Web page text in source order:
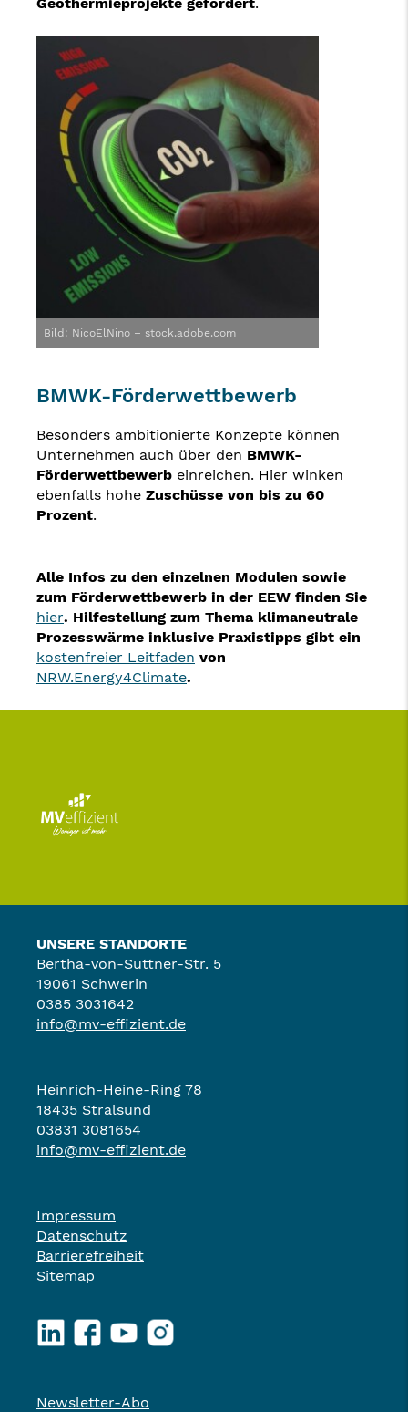
Bild: NicoElNino – stock.adobe.com
BMWK-Förderwettbewerb
Besonders ambitionierte Konzepte können
Unternehmen auch über den BMWK-
Förderwettbewerb einreichen. Hier winken
ebenfalls hohe Zuschüsse von bis zu 60
Prozent.
Alle Infos zu den einzelnen Modulen sowie
zum Förderwettbewerb in der EEW finden Sie
hier. Hilfestellung zum Thema klimaneutrale
Prozesswärme inklusive Praxistipps gibt ein
kostenfreier Leitfaden von
NRW.Energy4Climate.
UNSERE STANDORTE
Bertha-von-Suttner-Str. 5
19061 Schwerin
0385 3031642
info@mv-effizient.de
Heinrich-Heine-Ring 78
18435 Stralsund
03831 3081654
info@mv-effizient.de
Impressum
Datenschutz
Barrierefreiheit
Sitemap
LinkedInFacebookYouTubeInstagram
Newsletter-Abo